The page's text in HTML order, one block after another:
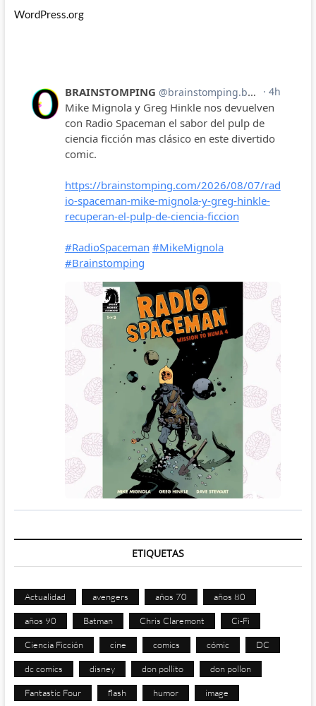
WordPress.org
ETIQUETAS
Actualidad avengers años 70 años 80
años 90 Batman Chris Claremont Ci-Fi
Ciencia Ficción cine comics cómic DC
dc comics disney don pollito don pollon
Fantastic Four flash humor image